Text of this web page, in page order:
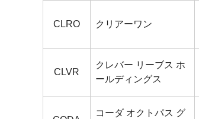
CLRO クリアーワン
CLVR
クレバー リーブス ホ
ールディングス
コーダ オクトパス グ